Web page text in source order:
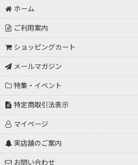
ホーム
ご利用案内
ショッピングカート
メールマガジン
特集・イベント
特定商取引法表示
マイページ
実店舗のご案内
お問い合わせ